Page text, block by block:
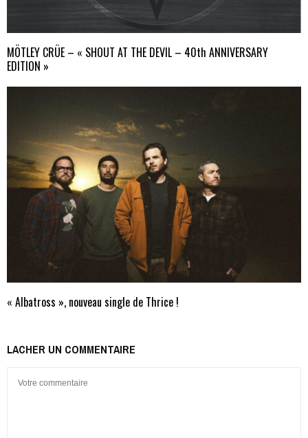
MÖTLEY CRÜE – « SHOUT AT THE DEVIL – 40th ANNIVERSARY
EDITION »
« Albatross », nouveau single de Thrice !
LACHER UN COMMENTAIRE